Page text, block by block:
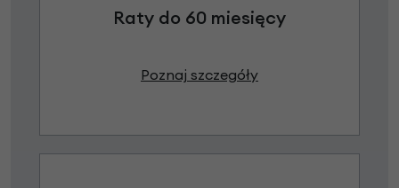
Raty do 60 miesięcy
Poznaj szczegóły